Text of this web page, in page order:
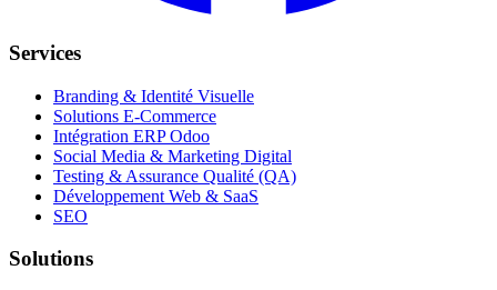
Services
Branding & Identité Visuelle
Solutions E-Commerce
Intégration ERP Odoo
Social Media & Marketing Digital
Testing & Assurance Qualité (QA)
Développement Web & SaaS
SEO
Solutions